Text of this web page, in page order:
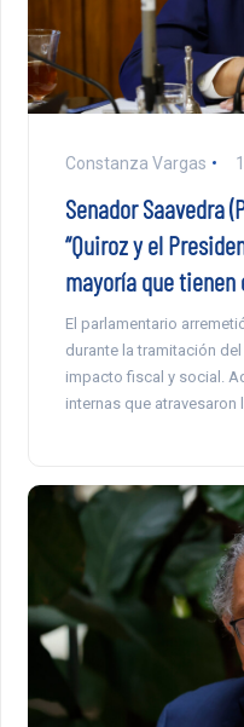
Constanza Vargas
Senador Saavedra
“Quiroz y el
mayoría que tienen
El parlamentario
durante la tramitación
impacto fiscal y social.
internas que atravesaron